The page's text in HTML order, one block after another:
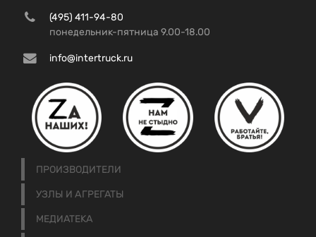
(495) 411-94-80
понедельник-пятница 9.00-18.00
info@intertruck.ru
ПРОИЗВОДИТЕЛИ
УЗЛЫ И АГРЕГАТЫ
МЕДИАТЕКА